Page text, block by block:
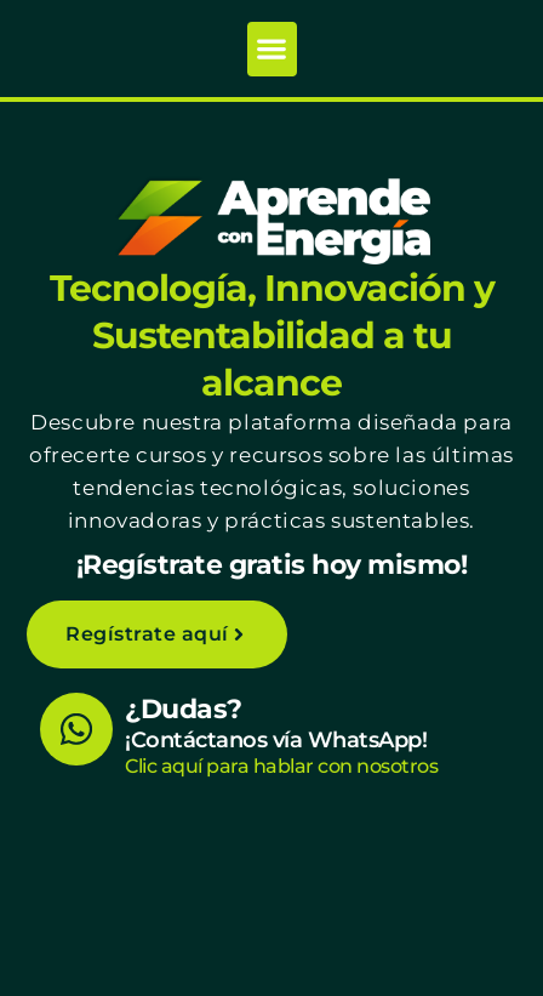
Tecnología, Innovación y
Sustentabilidad a tu
alcance
Descubre nuestra plataforma diseñada para
ofrecerte cursos y recursos sobre las últimas
tendencias tecnológicas, soluciones
innovadoras y prácticas sustentables.
¡Regístrate gratis hoy mismo!
Regístrate aquí
W
h
¿Dudas?
¡Contáctanos vía WhatsApp!
Clic aquí para hablar con nosotros